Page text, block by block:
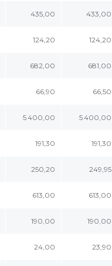
435,00 433,00
124,20 124,20
682,00 681,00
66,90 66,50
5 400,00 5 400,00
191,30 191,30
250,20 249,95
613,00 613,00
190,00 190,00
24,00 23,90